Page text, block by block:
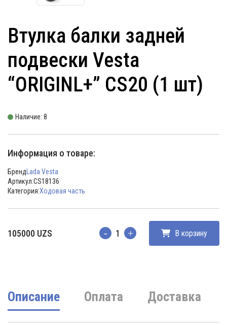
Втулка балки задней
подвески Vesta
“ORIGINL+” CS20 (1 шт)
Наличие: 8
Информация о товаре:
Бренд Lada Vesta
Артикул:CS18136
Категория:Ходовая часть
105000 UZS Количество В корзину
Описание Оплата Доставка